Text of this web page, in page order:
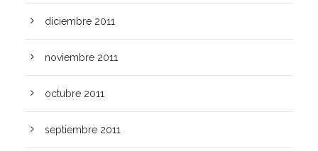
diciembre 2011
noviembre 2011
octubre 2011
septiembre 2011